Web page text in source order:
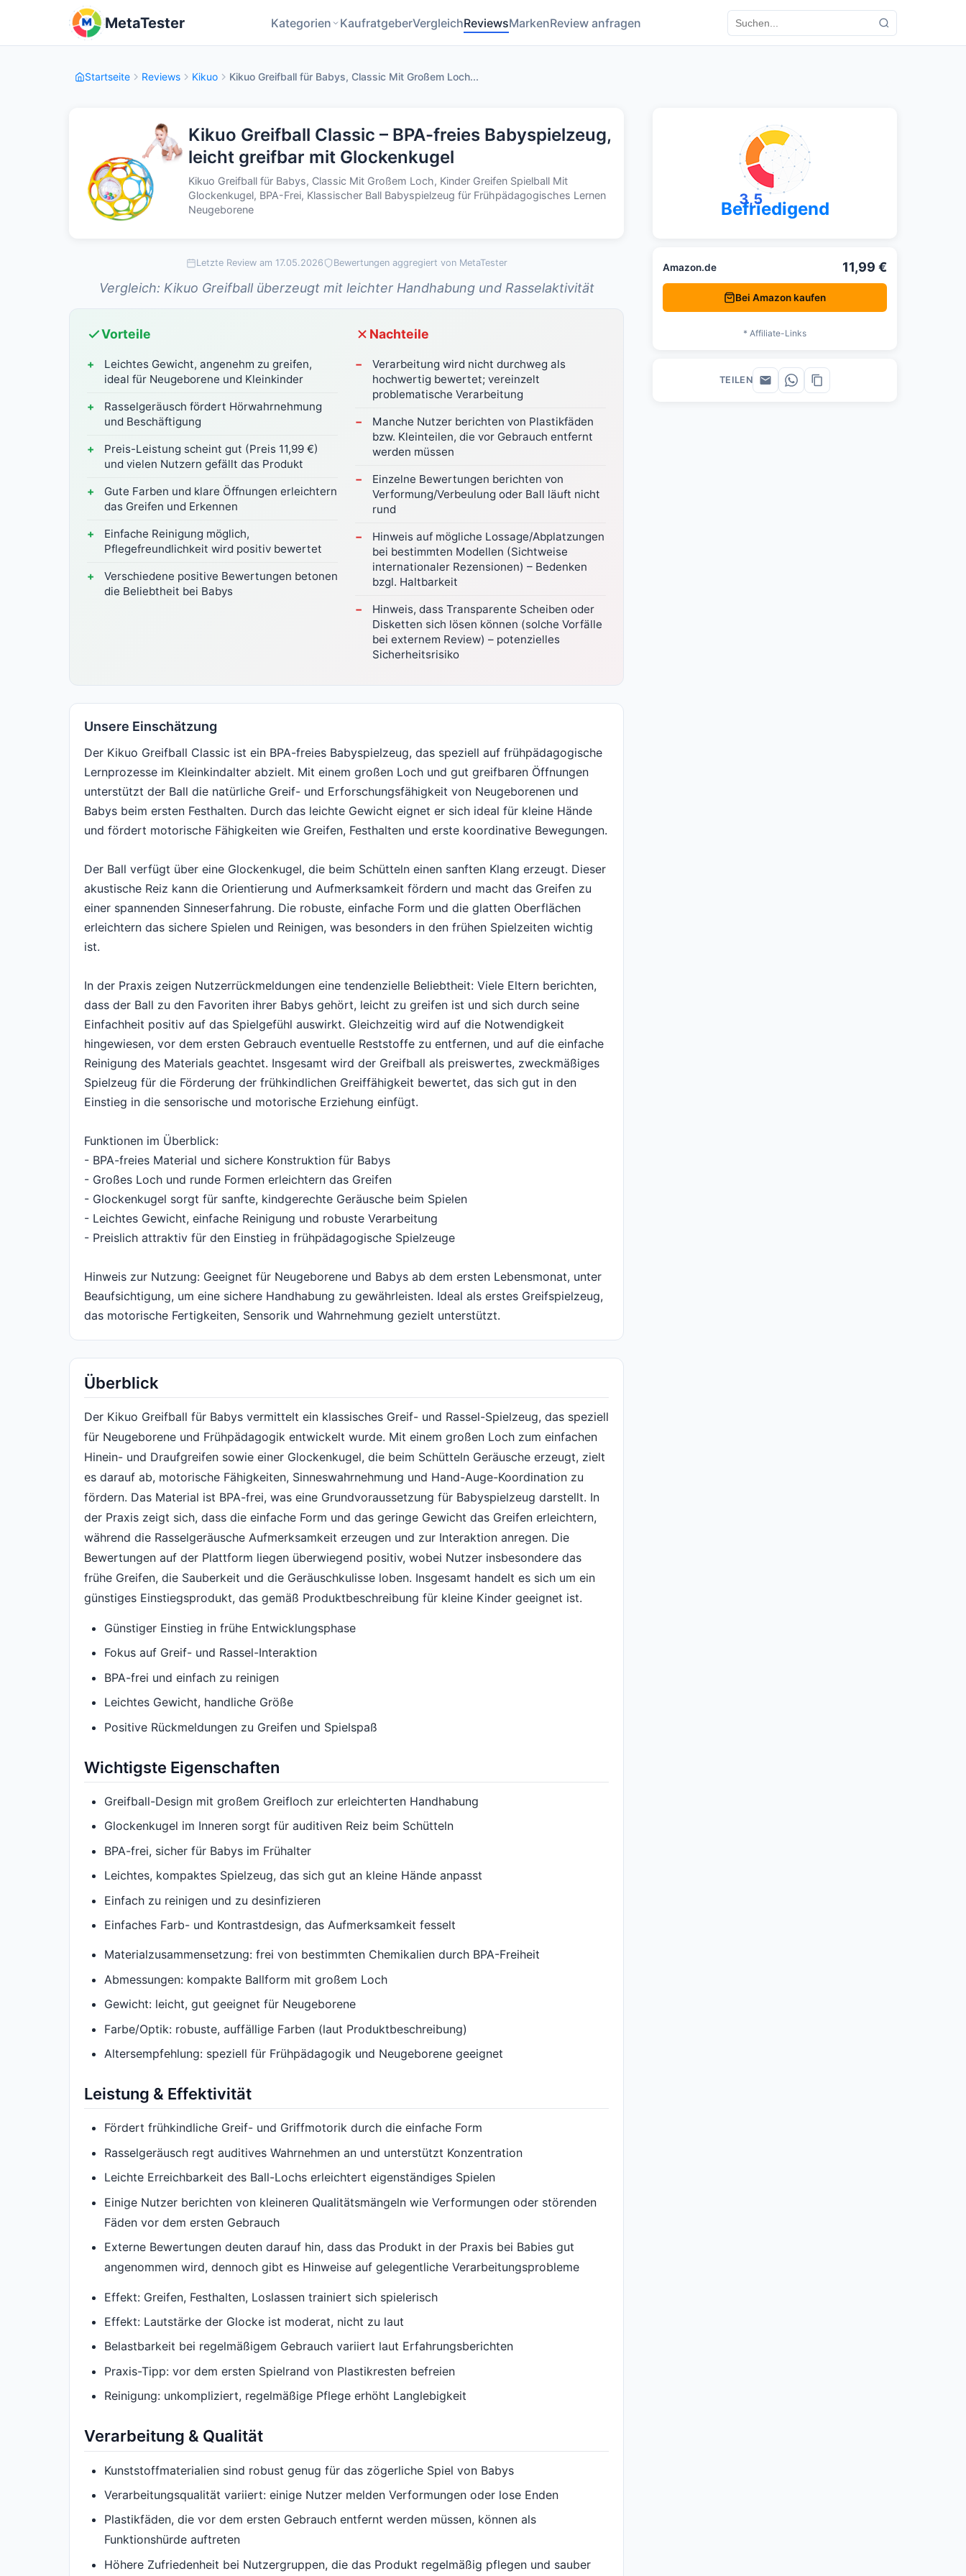
MetaTester Kategorien KaufratgeberVergleichReviewsMarkenReview anfragen
Startseite Reviews Kikuo Kikuo Greifball für Babys, Classic Mit Großem Loch...
Kikuo Greifball Classic – BPA-freies Babyspielzeug,
leicht greifbar mit Glockenkugel
Kikuo Greifball für Babys, Classic Mit Großem Loch, Kinder Greifen Spielball Mit
Glockenkugel, BPA-Frei, Klassischer Ball Babyspielzeug für Frühpädagogisches Lernen
Neugeborene
Letzte Review am 17.05.2026 Bewertungen aggregiert von MetaTester
Vergleich: Kikuo Greifball überzeugt mit leichter Handhabung und Rasselaktivität
Vorteile
Leichtes Gewicht, angenehm zu greifen,
ideal für Neugeborene und Kleinkinder
Rasselgeräusch fördert Hörwahrnehmung
und Beschäftigung
Preis-Leistung scheint gut (Preis 11,99 €)
und vielen Nutzern gefällt das Produkt
Gute Farben und klare Öffnungen erleichtern
das Greifen und Erkennen
Einfache Reinigung möglich,
Pflegefreundlichkeit wird positiv bewertet
Verschiedene positive Bewertungen betonen
die Beliebtheit bei Babys
Nachteile
Verarbeitung wird nicht durchweg als
hochwertig bewertet; vereinzelt
problematische Verarbeitung
Manche Nutzer berichten von Plastikfäden
bzw. Kleinteilen, die vor Gebrauch entfernt
werden müssen
Einzelne Bewertungen berichten von
Verformung/Verbeulung oder Ball läuft nicht
rund
Hinweis auf mögliche Lossage/Abplatzungen
bei bestimmten Modellen (Sichtweise
internationaler Rezensionen) – Bedenken
bzgl. Haltbarkeit
Hinweis, dass Transparente Scheiben oder
Disketten sich lösen können (solche Vorfälle
bei externem Review) – potenzielles
Sicherheitsrisiko
Unsere Einschätzung
Der Kikuo Greifball Classic ist ein BPA-freies Babyspielzeug, das speziell auf frühpädagogische
Lernprozesse im Kleinkindalter abzielt. Mit einem großen Loch und gut greifbaren Öffnungen
unterstützt der Ball die natürliche Greif- und Erforschungsfähigkeit von Neugeborenen und
Babys beim ersten Festhalten. Durch das leichte Gewicht eignet er sich ideal für kleine Hände
und fördert motorische Fähigkeiten wie Greifen, Festhalten und erste koordinative Bewegungen.
Der Ball verfügt über eine Glockenkugel, die beim Schütteln einen sanften Klang erzeugt. Dieser
akustische Reiz kann die Orientierung und Aufmerksamkeit fördern und macht das Greifen zu
einer spannenden Sinneserfahrung. Die robuste, einfache Form und die glatten Oberflächen
erleichtern das sichere Spielen und Reinigen, was besonders in den frühen Spielzeiten wichtig
ist.
In der Praxis zeigen Nutzerrückmeldungen eine tendenzielle Beliebtheit: Viele Eltern berichten,
dass der Ball zu den Favoriten ihrer Babys gehört, leicht zu greifen ist und sich durch seine
Einfachheit positiv auf das Spielgefühl auswirkt. Gleichzeitig wird auf die Notwendigkeit
hingewiesen, vor dem ersten Gebrauch eventuelle Reststoffe zu entfernen, und auf die einfache
Reinigung des Materials geachtet. Insgesamt wird der Greifball als preiswertes, zweckmäßiges
Spielzeug für die Förderung der frühkindlichen Greiffähigkeit bewertet, das sich gut in den
Einstieg in die sensorische und motorische Erziehung einfügt.
Funktionen im Überblick:
- BPA-freies Material und sichere Konstruktion für Babys
- Großes Loch und runde Formen erleichtern das Greifen
- Glockenkugel sorgt für sanfte, kindgerechte Geräusche beim Spielen
- Leichtes Gewicht, einfache Reinigung und robuste Verarbeitung
- Preislich attraktiv für den Einstieg in frühpädagogische Spielzeuge
Hinweis zur Nutzung: Geeignet für Neugeborene und Babys ab dem ersten Lebensmonat, unter
Beaufsichtigung, um eine sichere Handhabung zu gewährleisten. Ideal als erstes Greifspielzeug,
das motorische Fertigkeiten, Sensorik und Wahrnehmung gezielt unterstützt.
Überblick
Der Kikuo Greifball für Babys vermittelt ein klassisches Greif- und Rassel-Spielzeug, das speziell
für Neugeborene und Frühpädagogik entwickelt wurde. Mit einem großen Loch zum einfachen
Hinein- und Draufgreifen sowie einer Glockenkugel, die beim Schütteln Geräusche erzeugt, zielt
es darauf ab, motorische Fähigkeiten, Sinneswahrnehmung und Hand-Auge-Koordination zu
fördern. Das Material ist BPA-frei, was eine Grundvoraussetzung für Babyspielzeug darstellt. In
der Praxis zeigt sich, dass die einfache Form und das geringe Gewicht das Greifen erleichtern,
während die Rasselgeräusche Aufmerksamkeit erzeugen und zur Interaktion anregen. Die
Bewertungen auf der Plattform liegen überwiegend positiv, wobei Nutzer insbesondere das
frühe Greifen, die Sauberkeit und die Geräuschkulisse loben. Insgesamt handelt es sich um ein
günstiges Einstiegsprodukt, das gemäß Produktbeschreibung für kleine Kinder geeignet ist.
Günstiger Einstieg in frühe Entwicklungsphase
Fokus auf Greif- und Rassel-Interaktion
BPA-frei und einfach zu reinigen
Leichtes Gewicht, handliche Größe
Positive Rückmeldungen zu Greifen und Spielspaß
Wichtigste Eigenschaften
Greifball-Design mit großem Greifloch zur erleichterten Handhabung
Glockenkugel im Inneren sorgt für auditiven Reiz beim Schütteln
BPA-frei, sicher für Babys im Frühalter
Leichtes, kompaktes Spielzeug, das sich gut an kleine Hände anpasst
Einfach zu reinigen und zu desinfizieren
Einfaches Farb- und Kontrastdesign, das Aufmerksamkeit fesselt
Materialzusammensetzung: frei von bestimmten Chemikalien durch BPA-Freiheit
Abmessungen: kompakte Ballform mit großem Loch
Gewicht: leicht, gut geeignet für Neugeborene
Farbe/Optik: robuste, auffällige Farben (laut Produktbeschreibung)
Altersempfehlung: speziell für Frühpädagogik und Neugeborene geeignet
Leistung & Effektivität
Fördert frühkindliche Greif- und Griffmotorik durch die einfache Form
Rasselgeräusch regt auditives Wahrnehmen an und unterstützt Konzentration
Leichte Erreichbarkeit des Ball-Lochs erleichtert eigenständiges Spielen
Einige Nutzer berichten von kleineren Qualitätsmängeln wie Verformungen oder störenden
Fäden vor dem ersten Gebrauch
Externe Bewertungen deuten darauf hin, dass das Produkt in der Praxis bei Babies gut
angenommen wird, dennoch gibt es Hinweise auf gelegentliche Verarbeitungsprobleme
Effekt: Greifen, Festhalten, Loslassen trainiert sich spielerisch
Effekt: Lautstärke der Glocke ist moderat, nicht zu laut
Belastbarkeit bei regelmäßigem Gebrauch variiert laut Erfahrungsberichten
Praxis-Tipp: vor dem ersten Spielrand von Plastikresten befreien
Reinigung: unkompliziert, regelmäßige Pflege erhöht Langlebigkeit
Verarbeitung & Qualität
Kunststoffmaterialien sind robust genug für das zögerliche Spiel von Babys
Verarbeitungsqualität variiert: einige Nutzer melden Verformungen oder lose Enden
Plastikfäden, die vor dem ersten Gebrauch entfernt werden müssen, können als
Funktionshürde auftreten
Höhere Zufriedenheit bei Nutzergruppen, die das Produkt regelmäßig pflegen und sauber
3,5
Befriedigend
Amazon.de 11,99 €
Bei Amazon kaufen
* Affiliate-Links
TEILEN